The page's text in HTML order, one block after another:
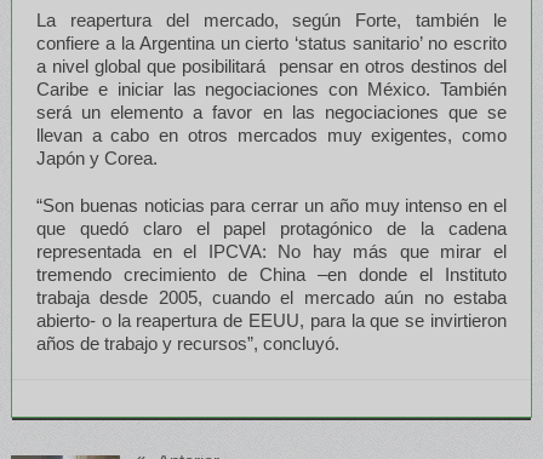
La reapertura del mercado, según Forte, también le
confiere a la Argentina un cierto ‘status sanitario’ no escrito
a nivel global que posibilitará pensar en otros destinos del
Caribe e iniciar las negociaciones con México. También
será un elemento a favor en las negociaciones que se
llevan a cabo en otros mercados muy exigentes, como
Japón y Corea.
“Son buenas noticias para cerrar un año muy intenso en el
que quedó claro el papel protagónico de la cadena
representada en el IPCVA: No hay más que mirar el
tremendo crecimiento de China –en donde el Instituto
trabaja desde 2005, cuando el mercado aún no estaba
abierto- o la reapertura de EEUU, para la que se invirtieron
años de trabajo y recursos”, concluyó.